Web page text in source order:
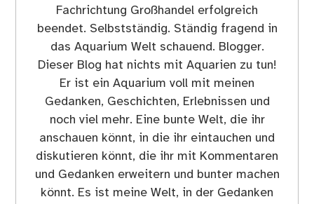
Fachrichtung Großhandel erfolgreich
beendet. Selbstständig. Ständig fragend in
das Aquarium Welt schauend. Blogger.
Dieser Blog hat nichts mit Aquarien zu tun!
Er ist ein Aquarium voll mit meinen
Gedanken, Geschichten, Erlebnissen und
noch viel mehr. Eine bunte Welt, die ihr
anschauen könnt, in die ihr eintauchen und
diskutieren könnt, die ihr mit Kommentaren
und Gedanken erweitern und bunter machen
könnt. Es ist meine Welt, in der Gedanken